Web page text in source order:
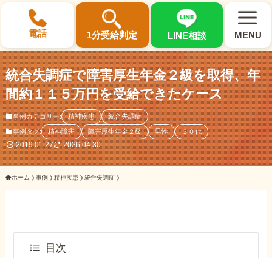
電話 1分受給判定 LINE相談 MENU
×
選ばれる3つの理由
初回相談料0円・受給後報酬型
サポート料金について
ご相談事例をみる
統合失調症で障害厚生年金２級を取得、年
間約１１５万円を受給できたケース
事例カテゴリー: 精神疾患 統合失調症
事例タグ: 精神障害 障害厚生年金２級 男性 ３０代
2019.01.27 2026.04.30
ホーム 事例 精神疾患 統合失調症
目次